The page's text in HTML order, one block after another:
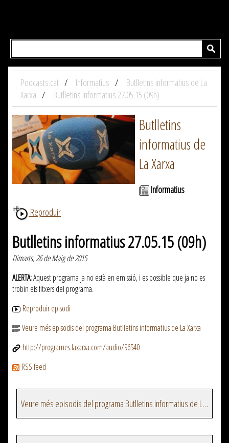
Podcasts.cat Informatius
Butlletins informatius de La
Xarxa
Butlletins informatius 27.05.15 (09h)
Butlletins
informatius de
La Xarxa
Informatius
Reproduir
Butlletins informatius 27.05.15 (09h)
Dimarts, 26 de Maig de 2015
ALERTA:Aquest programa ja no està en emissió, i es possible que ja no es
trobin els fitxers del programa.
Reproduir episodi
Veure més episodis del programa Butlletins informatius de La Xarxa
http://programes.laxarxa.com/audio/96540
RSS feed
Veure més episodis del programa Butlletins informatius de La Xarxa